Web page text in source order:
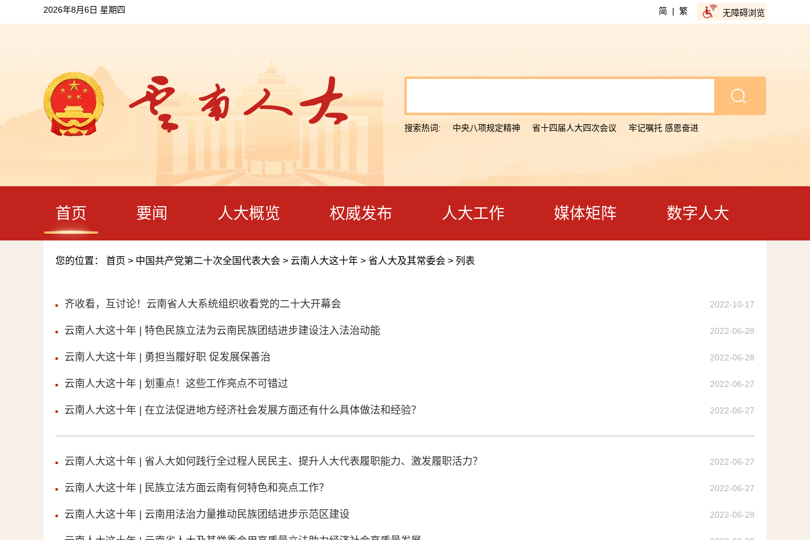
2026年8月6日 星期四 简 | 繁 无障碍浏览
搜索热词: 中央八项规定精神 省十四届人大四次会议 牢记嘱托 感恩奋进
首页 要闻 人大概览 权威发布 人大工作 媒体矩阵 数字人大
您的位置： 首页 > 中国共产党第二十次全国代表大会 > 云南人大这十年 > 省人大及其常委会 > 列表
齐收看，互讨论！云南省人大系统组织收看党的二十大开幕会 2022-10-17
云南人大这十年 | 特色民族立法为云南民族团结进步建设注入法治动能 2022-06-28
云南人大这十年 | 勇担当履好职 促发展保善治 2022-06-28
云南人大这十年 | 划重点！这些工作亮点不可错过 2022-06-27
云南人大这十年 | 在立法促进地方经济社会发展方面还有什么具体做法和经验？ 2022-06-27
云南人大这十年 | 省人大如何践行全过程人民民主、提升人大代表履职能力、激发履职活力？ 2022-06-27
云南人大这十年 | 民族立法方面云南有何特色和亮点工作？ 2022-06-27
云南人大这十年 | 云南用法治力量推动民族团结进步示范区建设 2022-06-28